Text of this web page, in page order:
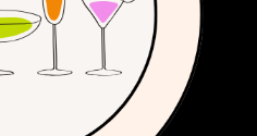
organiska. Själva utgångspunkten
för designarbetet formulerar hon
så är: ”Bakom all design finns en
människa, en upplevelse. Först när
man själv är närvarande har man
något verkligt att berätta. Vill du
beröra någon på riktigt krävs det
att du vågar visa dig själv utan
rädsla för att verka banal.”